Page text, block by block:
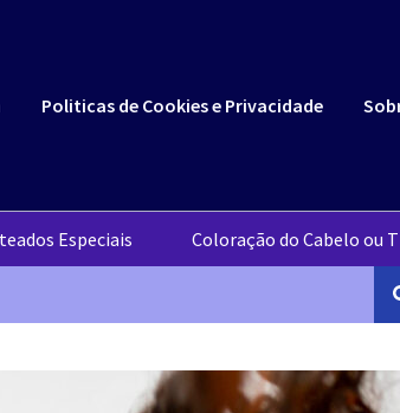
Politicas de Cookies e Privacidade
Especiais Coloração do Cabelo ou